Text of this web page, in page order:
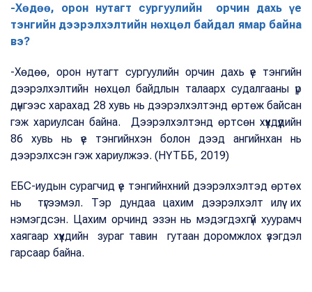
-Хөдөө, орон нутагт сургуулийн орчин дахь үе
тэнгийн дээрэлхэлтийн нөхцөл байдал ямар байна
вэ?
-Хөдөө, орон нутагт сургуулийн орчин дахь үе тэнгийн
дээрэлхэлтийн нөхцөл байдлын талаарх судалгааны үр
дүнгээс харахад 28 хувь нь дээрэлхэлтэнд өртөж байсан
гэж хариулсан байна. Дээрэлхэлтэнд өртсөн хүүхдүүдийн
86 хувь нь үе тэнгийнхэн болон дээд ангийнхан нь
дээрэлхсэн гэж хариулжээ. (НҮТББ, 2019)
ЕБС-иудын сурагчид үе тэнгийнхний дээрэлхэлтэд өртөх
нь түгээмэл. Тэр дундаа цахим дээрэлхэлт илүү их
нэмэгдсэн. Цахим орчинд эзэн нь мэдэгдэхгүй хуурамч
хаягаар хүүхдийн зураг тавин гутаан доромжлох үзэгдэл
гарсаар байна.